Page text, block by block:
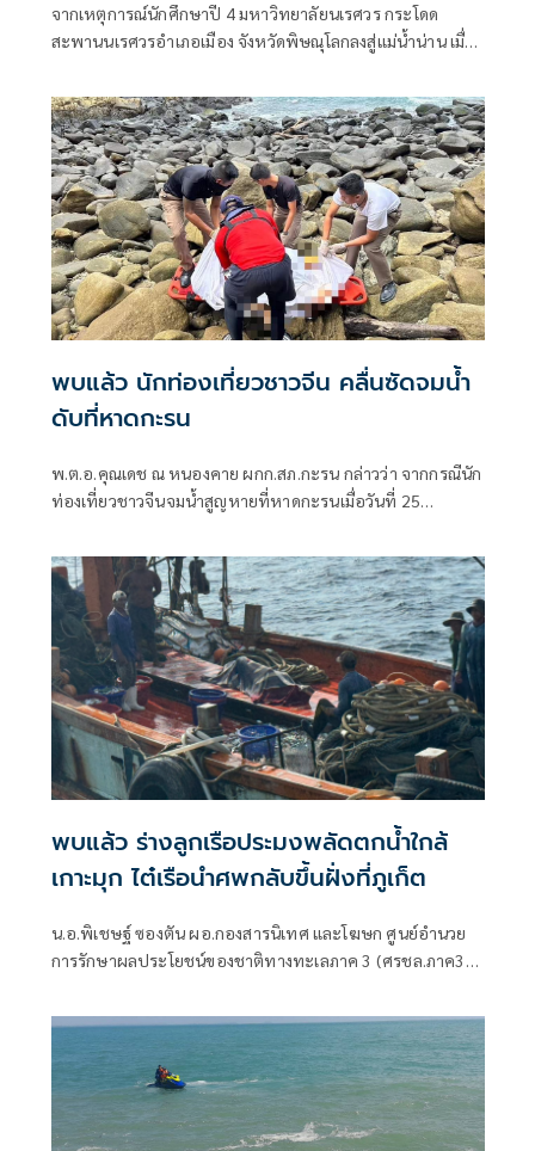
จากเหตุการณ์นักศึกษาปี 4 มหาวิทยาลัยนเรศวร กระโดด
สะพานนเรศวรอำเภอเมือง จังหวัดพิษณุโลกลงสู่แม่น้ำน่าน เมื่อ
ทั้งกู้ภัยข่าวภาค
พบแล้ว นักท่องเที่ยวชาวจีน คลื่นซัดจมน้ำ
ดับที่หาดกะรน
พ.ต.อ.คุณเดช ณ หนองคาย ผกก.สภ.กะรน กล่าวว่า จากกรณีนัก
ท่องเที่ยวชาวจีนจมน้ำสูญหายที่หาดกะรนเมื่อวันที่ 25
เทศบาลตำบลกะรน เจ้าหน้าที่ไลฟ์การ์ด ฝ่ายปกครอง
พบแล้ว ร่างลูกเรือประมงพลัดตกน้ำใกล้
เกาะมุก ไต๋เรือนำศพกลับขึ้นฝั่งที่ภูเก็ต
น.อ.พิเชษฐ์ ซองตัน ผอ.กองสารนิเทศ และโฆษก ศูนย์อำนวย
การรักษาผลประโยชน์ของชาติทางทะเลภาค 3 (ศรชล.ภาค3)
เรือเข้าออกภูเก็ตได้รับแจ้งจาก เรือ พิชัยสมุทร 9 ประเภท